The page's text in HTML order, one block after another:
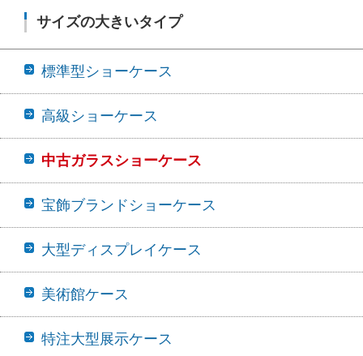
サイズの大きいタイプ
標準型ショーケース
高級ショーケース
中古ガラスショーケース
宝飾ブランドショーケース
大型ディスプレイケース
美術館ケース
特注大型展示ケース